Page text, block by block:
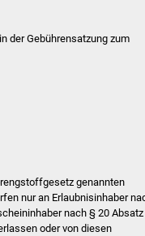
der Gebührensatzung zum
genannten
nur an Erlaubnisinhaber
nach § 20 Absatz
oder von diesen